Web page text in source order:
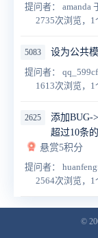
提问者： amanda
2735次浏览，1
5083 设为公共
提问者：
1613次浏览，1
2625
添加BUG-
超过10条
悬赏5积分
提问者：
2564次浏览，1
©